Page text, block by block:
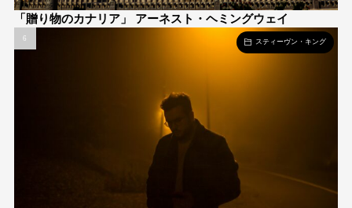
「贈り物のカナリア」 アーネスト・ヘミングウェイ
スティーヴン・キング